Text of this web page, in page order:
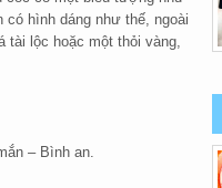
có hình dáng như thế, ngoài
lộc hoặc một thỏi vàng,
– Bình an.